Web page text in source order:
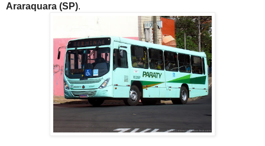
Araraquara (SP).